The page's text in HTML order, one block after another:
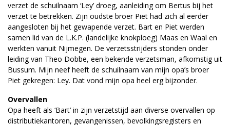
verzet de schuilnaam ‘Ley’ droeg, aanleiding om Bertus bij het
verzet te betrekken. Zijn oudste broer Piet had zich al eerder
aangesloten bij het gewapende verzet. Bart en Piet werden
samen lid van de L.K.P. (landelijke knokploeg) Maas en Waal en
werkten vanuit Nijmegen. De verzetsstrijders stonden onder
leiding van Theo Dobbe, een bekende verzetsman, afkomstig uit
Bussum. Mijn neef heeft de schuilnaam van mijn opa’s broer
Piet gekregen: Ley. Dat vond mijn opa heel erg bijzonder.
Overvallen
Opa heeft als ‘Bart’ in zijn verzetstijd aan diverse overvallen op
distributiekantoren, gevangenissen, bevolkingsregisters en